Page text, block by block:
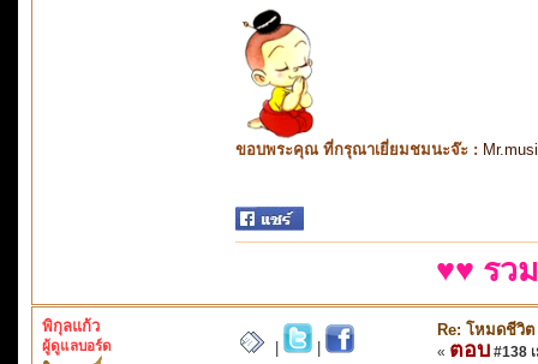
ขอบพระคุณ ที่กรุณาเยี่ยมชมนะจ๊ะ :
♥♥ รว
พิกุลแก้ว
ผู้ดูแลบอร์ด
Re: โหมดชีวิต
« ตอบ #138